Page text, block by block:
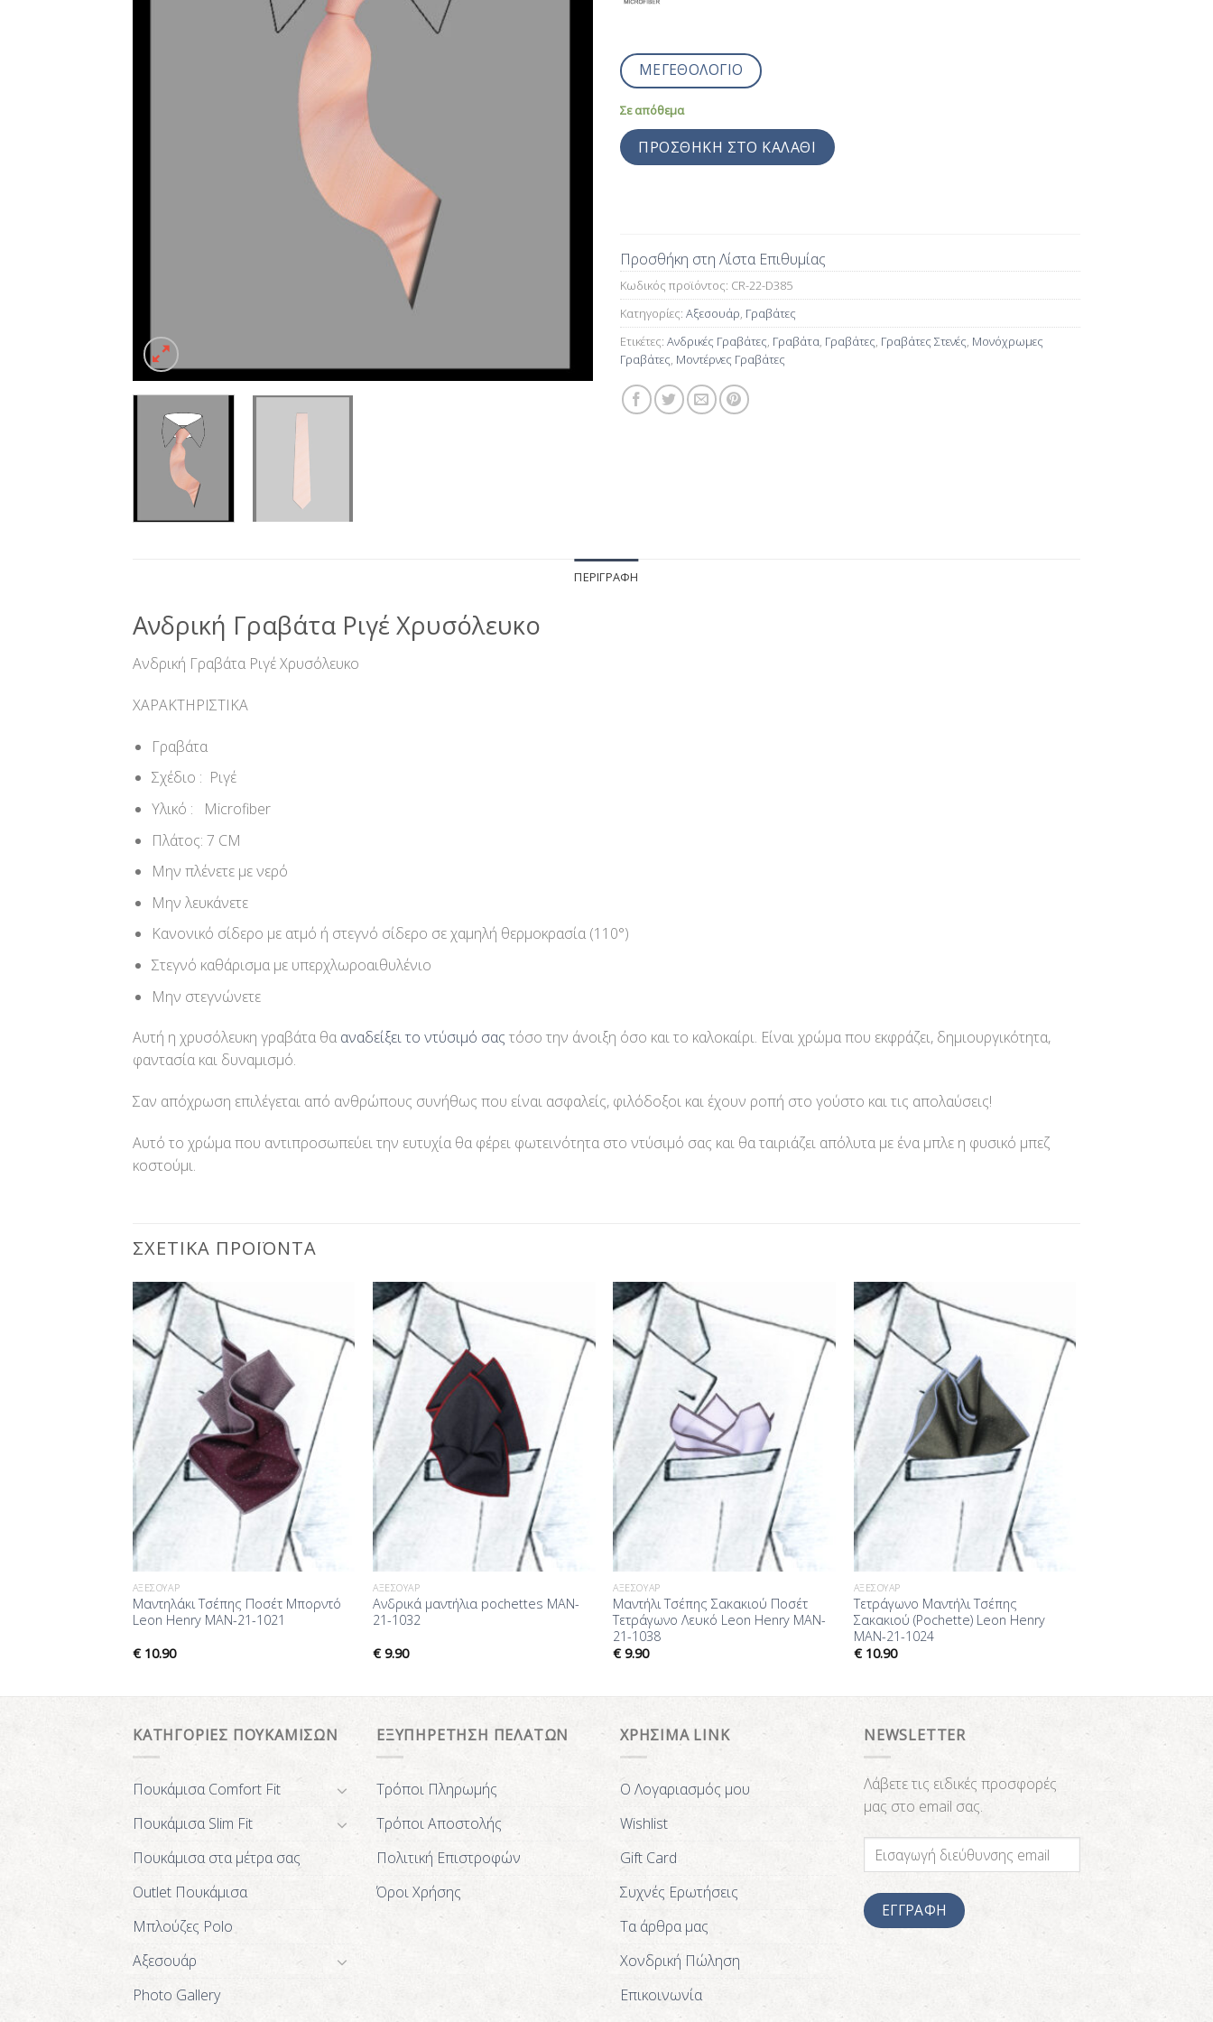
ΜΕΓΕΘΟΛΟΓΙΟ
Σε απόθεμα
ΠΡΟΣΘΉΚΗ ΣΤΟ ΚΑΛΆΘΙ
Προσθήκη στη Λίστα Επιθυμίας
Κωδικός προϊόντος: CR-22-D385
Κατηγορίες: Αξεσουάρ, Γραβάτες
Ετικέτες: Ανδρικές Γραβάτες, Γραβάτα, Γραβάτες, Γραβάτες Στενές, Μονόχρωμες
Γραβάτες, Μοντέρνες Γραβάτες
ΠΕΡΙΓΡΑΦΉ
Ανδρική Γραβάτα Ριγέ Χρυσόλευκο
Ανδρική Γραβάτα Ριγέ Χρυσόλευκο
ΧΑΡΑΚΤΗΡΙΣΤΙΚΑ
Γραβάτα
Σχέδιο : Ριγέ
Υλικό : Microfiber
Πλάτος: 7 CM
Μην πλένετε με νερό
Μην λευκάνετε
Κανονικό σίδερο με ατμό ή στεγνό σίδερο σε χαμηλή θερμοκρασία (110°)
Στεγνό καθάρισμα με υπερχλωροαιθυλένιο
Μην στεγνώνετε
Αυτή η χρυσόλευκη γραβάτα θα αναδείξει το ντύσιμό σας τόσο την άνοιξη όσο και το καλοκαίρι. Είναι χρώμα που εκφράζει, δημιουργικότητα,
φαντασία και δυναμισμό.
Σαν απόχρωση επιλέγεται από ανθρώπους συνήθως που είναι ασφαλείς, φιλόδοξοι και έχουν ροπή στο γούστο και τις απολαύσεις!
Αυτό το χρώμα που αντιπροσωπεύει την ευτυχία θα φέρει φωτεινότητα στο ντύσιμό σας και θα ταιριάζει απόλυτα με ένα μπλε η φυσικό μπεζ
κοστούμι.
ΣΧΕΤΙΚΆ ΠΡΟΪΌΝΤΑ
Προσθήκη
στη Λίστα
Επιθυμίας
ΑΞΕΣΟΥΆΡ
Μαντηλάκι Τσέπης Ποσέτ Μπορντό
Leon Henry MAN-21-1021
€10.90
Προσθήκη
στη Λίστα
Επιθυμίας
ΑΞΕΣΟΥΆΡ
Ανδρικά μαντήλια pochettes MAN-
21-1032
€9.90
Προσθήκη
στη Λίστα
Επιθυμίας
ΑΞΕΣΟΥΆΡ
Μαντήλι Τσέπης Σακακιού Ποσέτ
Τετράγωνο Λευκό Leon Henry MAN-
21-1038
€9.90
Προσθήκη
στη Λίστα
Επιθυμίας
ΑΞΕΣΟΥΆΡ
Τετράγωνο Μαντήλι Τσέπης
Σακακιού (Pochette) Leon Henry
MAN-21-1024
€10.90
ΚΑΤΗΓΟΡΙΕΣ ΠΟΥΚΑΜΙΣΩΝ
Πουκάμισα Comfort Fit
Πουκάμισα Slim Fit
Πουκάμισα στα μέτρα σας
Outlet Πουκάμισα
Μπλούζες Polo
Αξεσουάρ
Photo Gallery
ΕΞΥΠΗΡΕΤΗΣΗ ΠΕΛΑΤΩΝ
Τρόποι Πληρωμής
Τρόποι Αποστολής
Πολιτική Επιστροφών
Όροι Χρήσης
ΧΡΗΣΙΜΑ LINK
Ο Λογαριασμός μου
Wishlist
Gift Card
Συχνές Ερωτήσεις
Τα άρθρα μας
Χονδρική Πώληση
Επικοινωνία
NEWSLETTER
Λάβετε τις ειδικές προσφορές
μας στο email σας.